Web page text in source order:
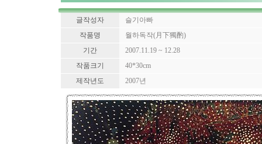
글작성자
슬기아빠
작품명
월하독작(月下獨酌)
기간
2007.11.19 ~ 12.28
작품크기
40*30cm
제작년도
2007년